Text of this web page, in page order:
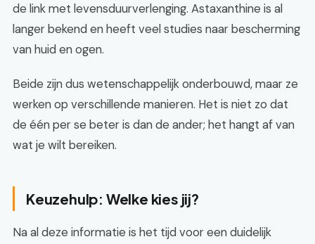
de link met levensduurverlenging. Astaxanthine is al
langer bekend en heeft veel studies naar bescherming
van huid en ogen.
Beide zijn dus wetenschappelijk onderbouwd, maar ze
werken op verschillende manieren. Het is niet zo dat
de één per se beter is dan de ander; het hangt af van
wat je wilt bereiken.
Keuzehulp: Welke kies jij?
Na al deze informatie is het tijd voor een duidelijk